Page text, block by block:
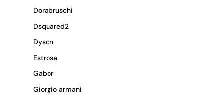
Dorabruschi
Dsquared2
Dyson
Estrosa
Gabor
Giorgio armani